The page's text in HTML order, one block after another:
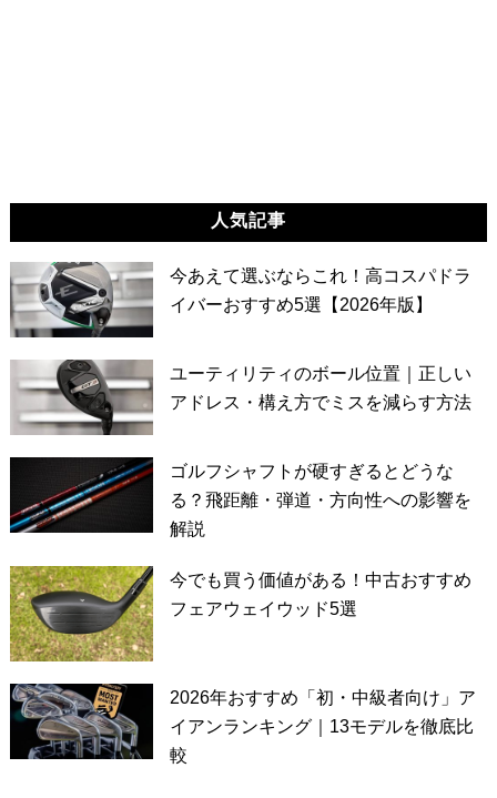
人気記事
今あえて選ぶならこれ！高コスパドラ
イバーおすすめ5選【2026年版】
ユーティリティのボール位置｜正しい
アドレス・構え方でミスを減らす方法
ゴルフシャフトが硬すぎるとどうな
る？飛距離・弾道・方向性への影響を
解説
今でも買う価値がある！中古おすすめ
フェアウェイウッド5選
2026年おすすめ「初・中級者向け」ア
イアンランキング｜13モデルを徹底比
較